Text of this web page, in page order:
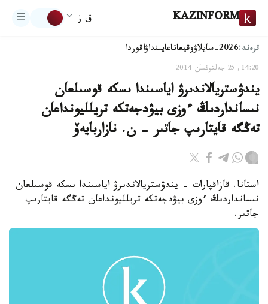
KAZINFORM ق ز
ترەند:2026-سايلاۋ وقيعاتاعايىنداۋاقوردا
14:20, 25 جەلتوقسان 2014
يندۋستريالاندىرۋ اياسىندا ىسكە قوسىلعان
نىسانداردىڭ ءوزى بيۋدجەتكە تريلليونداعان
تەڭگە قايتارىپ جاتىر - ن. نازاربايەۆ
استانا. قازاقپارات - يندۋستريالاندىرۋ اياسىندا ىسكە قوسىلعان
نىسانداردىڭ ءوزى بيۋدجەتكە تريلليونداعان تەڭگە قايتارىپ
جاتىر.